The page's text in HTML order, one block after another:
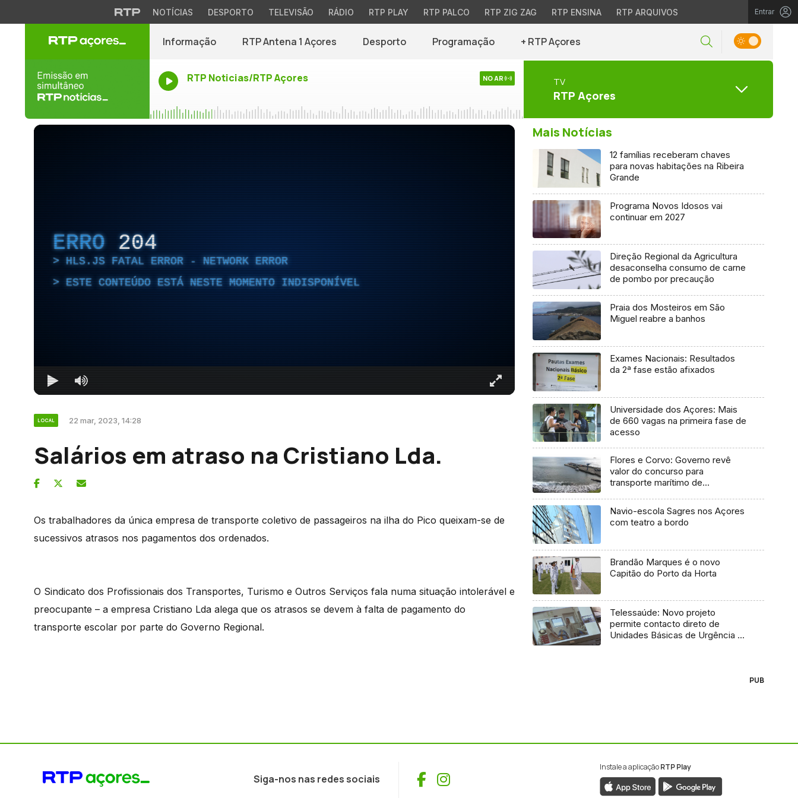
NOTÍCIAS DESPORTO TELEVISÃO RÁDIO RTP PLAY RTP PALCO RTP ZIG ZAG RTP ENSINA RTP ARQUIVOS Entrar
Informação RTP Antena 1 Açores Desporto Programação + RTP Açores
RTP Noticias/RTP Açores NO AR TV
RTP Açores
ERRO 204
HLS.JS FATAL ERROR - NETWORK ERROR
ESTE CONTEÚDO ESTÁ NESTE MOMENTO INDISPONÍVEL
LOCAL 22 mar, 2023, 14:28
Salários em atraso na Cristiano Lda.
Os trabalhadores da única empresa de transporte coletivo de passageiros na ilha do Pico queixam-se de
sucessivos atrasos nos pagamentos dos ordenados.
O Sindicato dos Profissionais dos Transportes, Turismo e Outros Serviços fala numa situação intolerável e
preocupante – a empresa Cristiano Lda alega que os atrasos se devem à falta de pagamento do
transporte escolar por parte do Governo Regional.
Mais Notícias
12 famílias receberam chaves
para novas habitações na Ribeira
Grande
Programa Novos Idosos vai
continuar em 2027
Direção Regional da Agricultura
desaconselha consumo de carne
de pombo por precaução
Praia dos Mosteiros em São
Miguel reabre a banhos
Exames Nacionais: Resultados
da 2ª fase estão afixados
Universidade dos Açores: Mais
de 660 vagas na primeira fase de
acesso
Flores e Corvo: Governo revê
valor do concurso para
transporte marítimo de
Navio-escola Sagres nos Açores
com teatro a bordo
Brandão Marques é o novo
Capitão do Porto da Horta
Telessaúde: Novo projeto
permite contacto direto de
Unidades Básicas de Urgência e
PUB
Siga-nos nas redes sociais Facebook
Instagram
Instale a aplicaçãoRTP Play